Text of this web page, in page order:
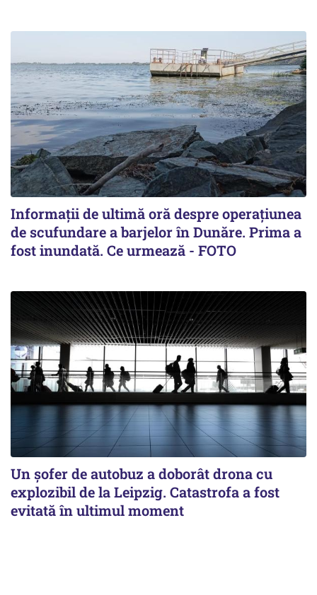
Informații de ultimă oră despre operațiunea
de scufundare a barjelor în Dunăre. Prima a
fost inundată. Ce urmează - FOTO
Un șofer de autobuz a doborât drona cu
explozibil de la Leipzig. Catastrofa a fost
evitată în ultimul moment